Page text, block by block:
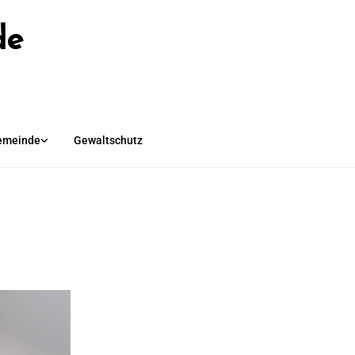
Gewaltschutz